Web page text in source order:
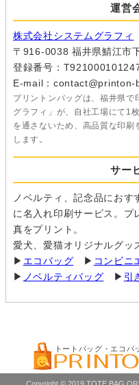
運営
株式会社システムグラフィ
〒916-0038 福井県鯖江市
登録番号：
E-mail：contact@printon-
プリントンバッグは、福井県で
グラフィ」が、自社工場にて1
を通さないため、高品質な印刷
します。
サー
ノベルティ、記念品にお
に名入れ印刷サービス。プ
真をプリント。
愛犬、愛猫オリジナルグッ
▶ エコバッグ ▶ コンビニ
▶ ノベルティバッグ ▶ 引
トートバッグ・エコ